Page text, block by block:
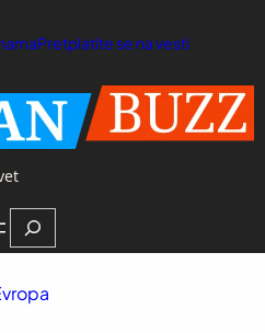
Pretplatite se na vesti
Search